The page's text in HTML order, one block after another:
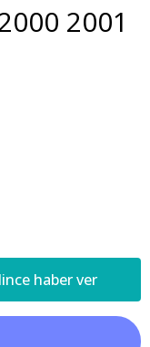
2001
haber ver